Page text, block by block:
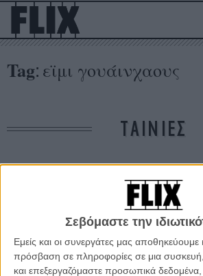
Σεβόμαστε την
Εμείς και οι συνεργάτες μας αποθηκεύουμε
πρόσβαση σε πληροφορίες σε μια
και επεξεργαζόμαστε προσωπικά
Tag: εϊμι γουάινχαους
ΤΑΙΝΙΕΣ
Δε βρέθηκαν σχετικές κριτικές ταινιών.
ΑΡΘΡΑ
Κάννες 2015: Γνωρίστε την «Amy»,
ήθελε να γράφει μουσική και να